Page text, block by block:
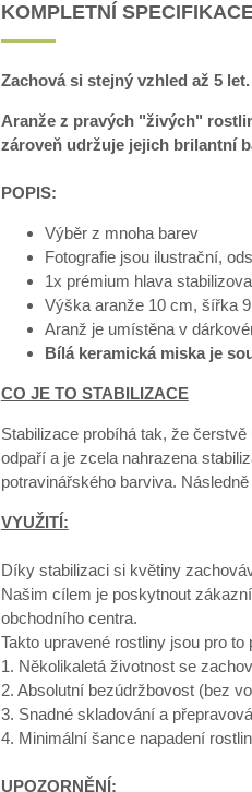
KOMPLETNÍ
Zachová si stejný vzhled až 5 let.
Aranže z pravých "živých"
zároveň udržuje jejich brilantní
POPIS:
Výběr z mnoha barev
Fotografie jsou ilustrační,
1x prémium hlava
Výška aranže 10 cm, šířka
Aranž je umístěna v
Bílá keramická miska je
CO JE TO STABILIZACE
Stabilizace probíhá tak, že
odpaří a je zcela nahrazena
potravinářského barviva.
VYUŽITÍ:
Díky stabilizaci si květiny
Našim cílem je poskytnout
obchodního centra.
Takto upravené rostliny jsou pro
1. Několikaletá životnost se
2. Absolutní bezúdržbovost (bez
3. Snadné skladování a
4. Minimální šance napadení
UPOZORNĚNÍ: